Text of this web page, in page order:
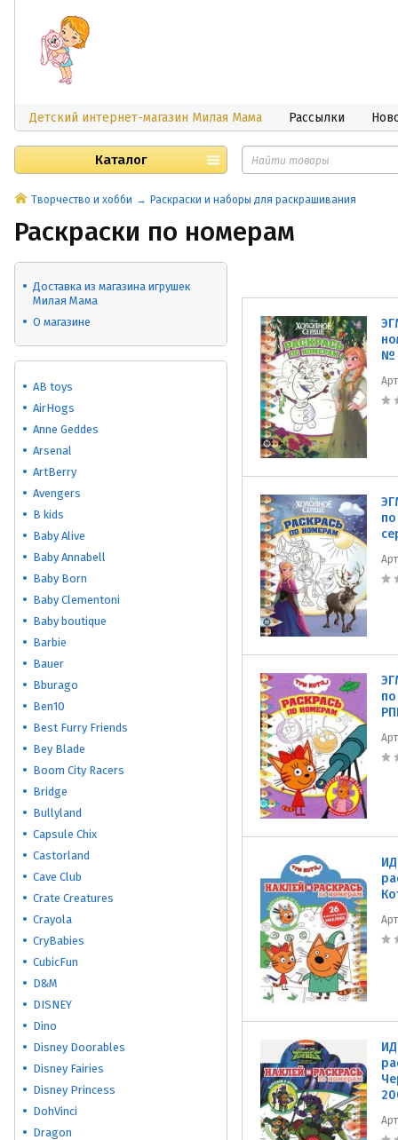
Детский интернет-магазин Милая Мама Рассылки
Каталог
Творчество и хобби Раскраски и наборы для раскрашивания
Раскраски по номерам
Доставка из магазина игрушек
Милая Мама
О магазине
AB toys
AirHogs
Anne Geddes
Arsenal
ArtBerry
Avengers
B kids
Baby Alive
Baby Annabell
Baby Born
Baby Clementoni
Baby boutique
Barbie
Bauer
Bburago
Ben10
Best Furry Friends
Bey Blade
Boom City Racers
Bridge
Bullyland
Capsule Chix
Castorland
Cave Club
Crate Creatures
Crayola
CryBabies
CubicFun
D&M
DISNEY
Dino
Disney Doorables
Disney Fairies
Disney Princess
DohVinci
Dragon
№